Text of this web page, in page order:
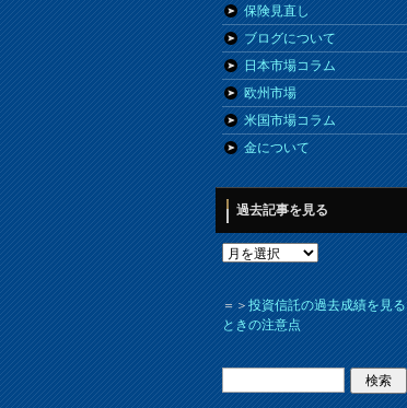
保険見直し
ブログについて
日本市場コラム
欧州市場
米国市場コラム
金について
過去記事を見る
＝＞投資信託の過去成績を見る
ときの注意点